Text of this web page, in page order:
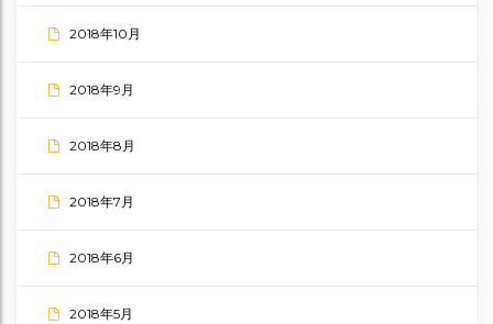
2018年10月
2018年9月
2018年8月
2018年7月
2018年6月
2018年5月